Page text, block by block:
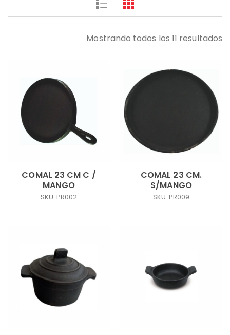
Mostrando todos los 11 resultados
COMAL 23 CM C /
MANGO
SKU: PR002
COMAL 23 CM.
S/MANGO
SKU: PR009